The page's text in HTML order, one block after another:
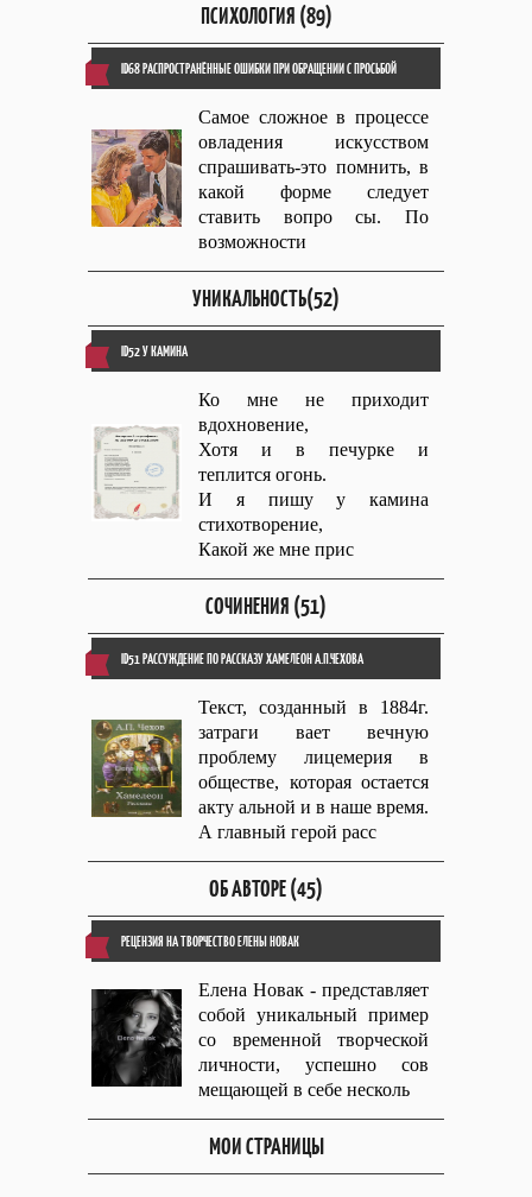
ПСИХОЛОГИЯ (89)
ID68 РАСПРОСТРАНЁННЫЕ ОШИБКИ ПРИ ОБРАЩЕНИИ С ПРОСЬБОЙ
Самое сложное в процессе
овладения искусством
спрашивать-это помнить, в
какой форме следует
ставить вопро сы. По
возможности
УНИКАЛЬНОСТЬ(52)
ID52 У КАМИНА
Ко мне не приходит
вдохновение,
Хотя и в печурке и
теплится огонь.
И я пишу у камина
стихотворение,
Какой же мне прис
СОЧИНЕНИЯ (51)
ID51 РАССУЖДЕНИЕ ПО РАССКАЗУ ХАМЕЛЕОН А.П.ЧЕХОВА
Текст, созданный в 1884г.
затраги вает вечную
проблему лицемерия в
обществе, которая остается
акту альной и в наше время.
А главный герой расс
ОБ АВТОРЕ (45)
РЕЦЕНЗИЯ НА ТВОРЧЕСТВО ЕЛЕНЫ НОВАК
Елена Новак - представляет
собой уникальный пример
со временной творческой
личности, успешно сов
мещающей в себе несколь
МОИ СТРАНИЦЫ